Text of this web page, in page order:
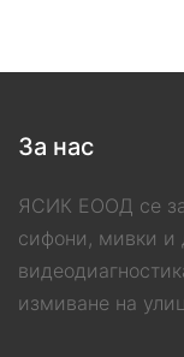
За нас
ЯСИК ЕООД се
сифони, мивки и
измиване на